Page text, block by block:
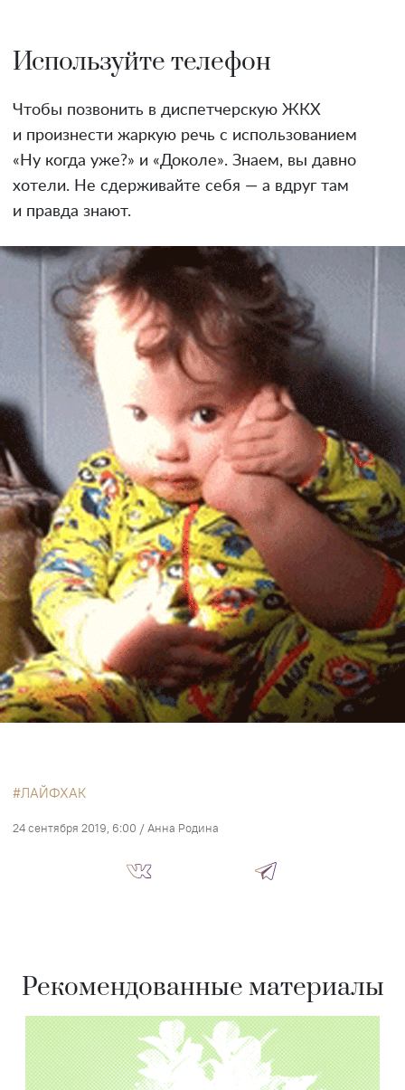
Используйте телефон
Чтобы позвонить в диспетчерскую ЖКХ
и произнести жаркую речь с использованием
«Ну когда уже?» и «Доколе». Знаем, вы давно
хотели. Не сдерживайте себя — а вдруг там
и правда знают.
ЛАЙФХАК
24 сентября 2019, 6:00 /Анна Родина
Рекомендованные материалы